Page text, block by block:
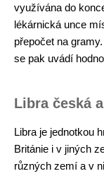
využívána do
lékárnická unce
přepočet na
se pak uvádí
Libra česká
Libra je jednotkou
Británie i v jiných
různých zemí a v